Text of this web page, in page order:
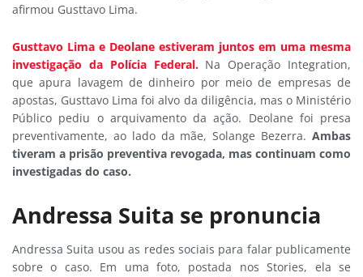
afirmou Gusttavo Lima.
Gusttavo Lima e Deolane estiveram juntos em uma mesma
investigação da Polícia Federal.Na Operação Integration,
que apura lavagem de dinheiro por meio de empresas de
apostas, Gusttavo Lima foi alvo da diligência, mas o Ministério
Público pediu o arquivamento da ação. Deolane foi presa
preventivamente, ao lado da mãe, Solange Bezerra. Ambas
tiveram a prisão preventiva revogada, mas continuam como
investigadas do caso.
Andressa Suita se pronuncia
Andressa Suita usou as redes sociais para falar publicamente
sobre o caso. Em uma foto, postada nos Stories, ela se